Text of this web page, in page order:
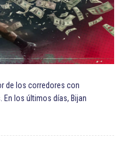
de los corredores con
los últimos días, Bijan